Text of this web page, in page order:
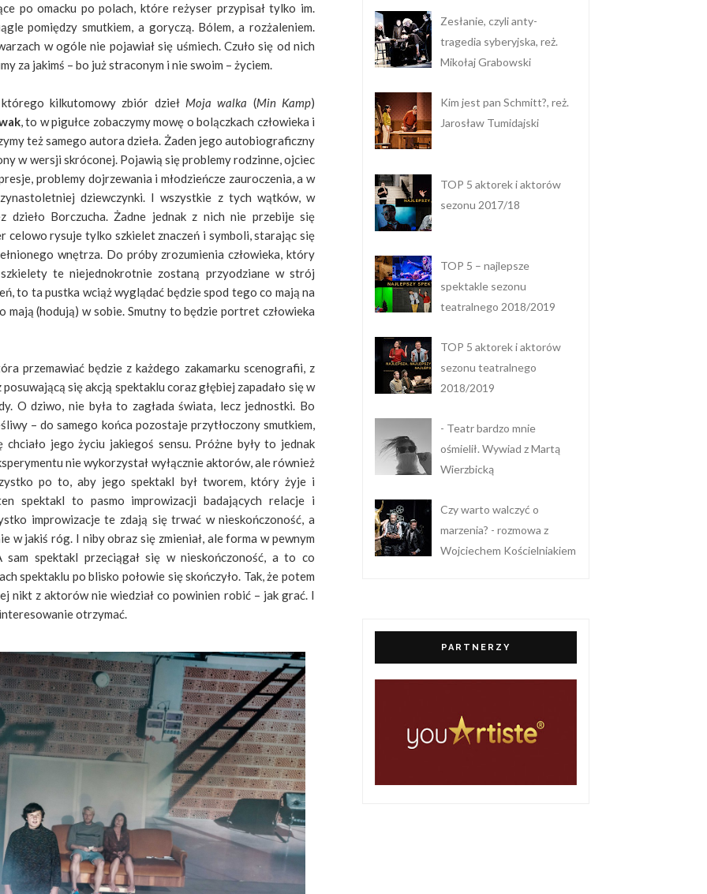
po omacku po polach, które reżyser przypisał tylko im.
pomiędzy smutkiem, a goryczą. Bólem, a rozżaleniem.
w ogóle nie pojawiał się uśmiech. Czuło się od nich
za jakimś – bo już straconym i nie swoim – życiem.
kilkutomowy zbiór dzieł Moja walka (Min Kamp)
, to w pigułce zobaczymy mowę o bolączkach człowieka i
też samego autora dzieła. Żaden jego autobiograficzny
w wersji skróconej. Pojawią się problemy rodzinne, ojciec
problemy dojrzewania i młodzieńcze zauroczenia, a w
dziewczynki. I wszystkie z tych wątków, w
dzieło Borczucha. Żadne jednak z nich nie przebije się
celowo rysuje tylko szkielet znaczeń i symboli, starając się
wnętrza. Do próby zrozumienia człowieka, który
te niejednokrotnie zostaną przyodziane w strój
to ta pustka wciąż wyglądać będzie spod tego co mają na
mają (hodują) w sobie. Smutny to będzie portret człowieka
przemawiać będzie z każdego zakamarku scenografii, z
się akcją spektaklu coraz głębiej zapadało się w
O dziwo, nie była to zagłada świata, lecz jednostki. Bo
– do samego końca pozostaje przytłoczony smutkiem,
jego życiu jakiegoś sensu. Próżne były to jednak
nie wykorzystał wyłącznie aktorów, ale również
po to, aby jego spektakl był tworem, który żyje i
spektakl to pasmo improwizacji badających relacje i
improwizacje te zdają się trwać w nieskończoność, a
w jakiś róg. I niby obraz się zmieniał, ale forma w pewnym
sam spektakl przeciągał się w nieskończoność, a to co
spektaklu po blisko połowie się skończyło. Tak, że potem
nikt z aktorów nie wiedział co powinien robić – jak grać. I
otrzymać.
Zesłanie, czyli anty-
tragedia syberyjska, reż.
Mikołaj Grabowski
Kim jest pan Schmitt?, reż.
Jarosław Tumidajski
TOP 5 aktorek i aktorów
sezonu 2017/18
TOP 5 – najlepsze
spektakle sezonu
teatralnego 2018/2019
TOP 5 aktorek i aktorów
sezonu teatralnego
2018/2019
- Teatr bardzo mnie
ośmielił. Wywiad z Martą
Wierzbicką
Czy warto walczyć o
marzenia? - rozmowa z
Wojciechem Kościelniakiem
PARTNERZY